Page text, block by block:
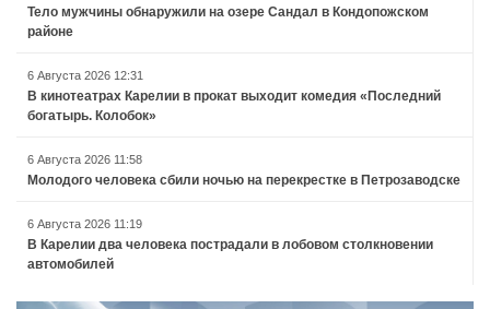
Тело мужчины обнаружили на озере Сандал в Кондопожском
районе
6 Августа 2026 12:31
В кинотеатрах Карелии в прокат выходит комедия «Последний
богатырь. Колобок»
6 Августа 2026 11:58
Молодого человека сбили ночью на перекрестке в Петрозаводске
6 Августа 2026 11:19
В Карелии два человека пострадали в лобовом столкновении
автомобилей